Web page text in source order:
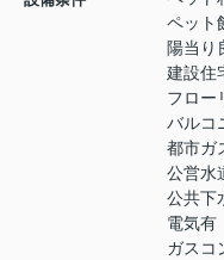
ペット
陽当り
建設住
フロー
バルコ
都市ガ
公営水
公共下
電気有
ガスコ